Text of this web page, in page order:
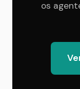
os